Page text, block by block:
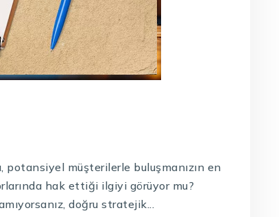
potansiyel müşterilerle buluşmanızın en
hak ettiği ilgiyi görüyor mu?
doğru stratejik...